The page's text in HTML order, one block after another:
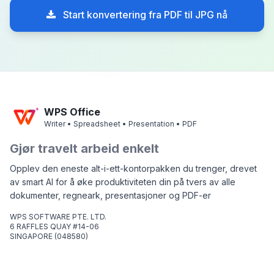
Start konvertering fra PDF til JPG nå
WPS Office
Writer • Spreadsheet • Presentation • PDF
Gjør travelt arbeid enkelt
Opplev den eneste alt-i-ett-kontorpakken du trenger, drevet
av smart AI for å øke produktiviteten din på tvers av alle
dokumenter, regneark, presentasjoner og PDF-er
WPS SOFTWARE PTE. LTD.
6 RAFFLES QUAY #14-06
SINGAPORE (048580)